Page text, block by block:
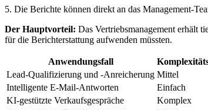
5. Die Berichte können direkt an das Management-
Der Hauptvorteil: Das Vertriebsmanagement erhält
für die Berichterstattung aufwenden müssten.
Anwendungsfall
Lead-Qualifizierung und -Anreicherung Mittel
Intelligente E-Mail-Antworten
Einfach
KI-gestützte Verkaufsgespräche
Komplex